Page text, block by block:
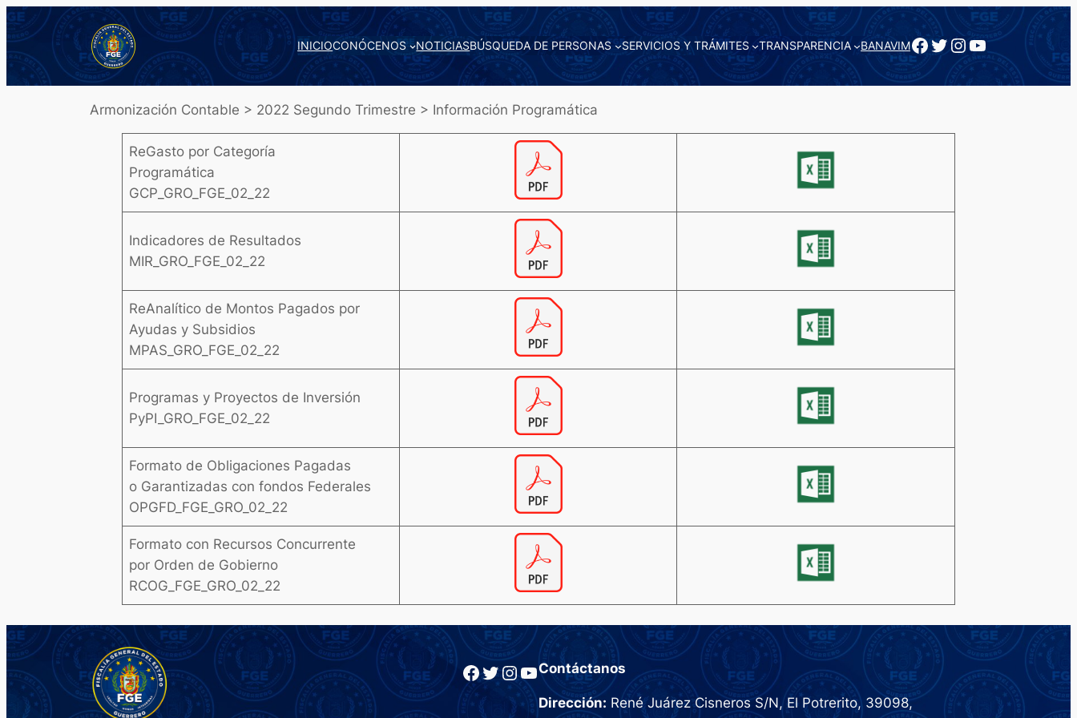
Saltar
al
contenido
INICIOCONÓCENOS NOTICIASBÚSQUEDA DE PERSONAS SERVICIOS Y TRÁMITES TRANSPARENCIA BANAVIMFacebook
Twitter
Instagram
YouTube
Armonización Contable > 2022 Segundo Trimestre > Información Programática
ReGasto por Categoría
Programática
GCP_GRO_FGE_02_22
Indicadores de Resultados
MIR_GRO_FGE_02_22
ReAnalítico de Montos Pagados por
Ayudas y Subsidios
MPAS_GRO_FGE_02_22
Programas y Proyectos de Inversión
PyPI_GRO_FGE_02_22
Formato de Obligaciones Pagadas
o Garantizadas con fondos Federales
OPGFD_FGE_GRO_02_22
Formato con Recursos Concurrente
por Orden de Gobierno
RCOG_FGE_GRO_02_22
Facebook Twitter InstagramYouTube Contáctanos
Dirección: René Juárez Cisneros S/N, El Potrerito, 39098,